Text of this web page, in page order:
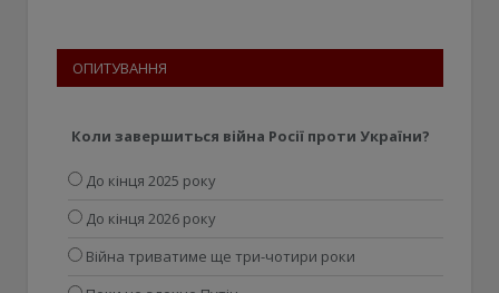
ОПИТУВАННЯ
Коли завершиться війна Росії проти України?
До кінця 2025 року
До кінця 2026 року
Війна триватиме ще три-чотири роки